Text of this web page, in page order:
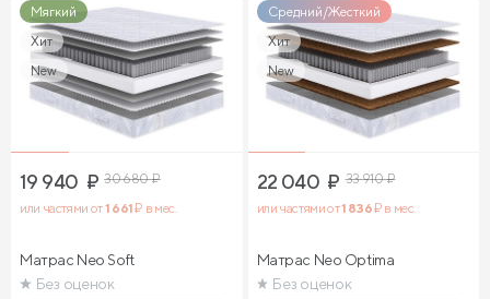
Мягкий
Хит
New
19 940 ₽ 30 680₽
или частями от1 661₽ в мес.
Матрас Neo Soft
Без оценок
Средний/Жесткий
Хит
New
22 040 ₽ 33 910₽
или частями от1 836₽ в мес.
Матрас Neo Optima
Без оценок